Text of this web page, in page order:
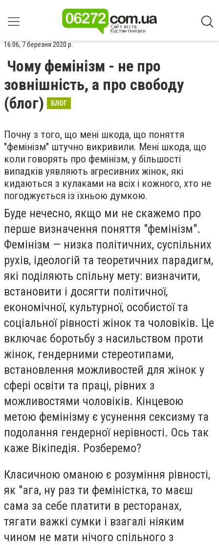
16:06, 7 березня 2020 р.
Чому фемінізм - не про
зовнішність, а про свободу
(блог)
БЛОГ
Почну з того, що мені шкода, що поняття
"фемінізм" штучно викривили. Мені шкода, що
коли говорять про фемінізм, у більшості
випадків уявляють агресивних жінок, які
кидаються з кулаками на всіх і кожного, хто не
погоджується із їхньою думкою.
Буде нечесно, якщо ми не скажемо про
перше визначення поняття "фемінізм".
Фемінізм — низка політичних, суспільних
рухів, ідеологій та теоретичних парадигм,
які поділяють спільну мету: визначити,
встановити і досягти політичної,
економічної, культурної, особистої та
соціальної рівності жінок та чоловіків. Це
включає боротьбу з насильством проти
жінок, гендерними стереотипами,
встановлення можливостей для жінок у
сфері освіти та праці, рівних з
можливостями чоловіків. Кінцевою
метою фемінізму є усунення сексизму та
подолання гендерної нерівності. Ось так
каже Вікіпедія. Розберемо?
Класичною оманою є розуміння рівності,
як "ага, ну раз ти феміністка, то маєш
сама за себе платити в ресторанах,
тягати важкі сумки і взагалі ніяким
чином не мати нічого спільного з